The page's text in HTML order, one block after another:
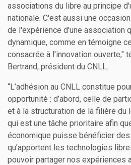
associations du libre au principe
nationale. C'est aussi une
de l'expérience d'une association
dynamique, comme en témoigne
consacrée à l'innovation ouverte,"
Bertrand, président du CNLL.
“L’adhésion au CNLL constitue
opportunité : d’abord, celle de
et à la structuration de la filière du
qui est une tâche prioritaire afin
économique puisse bénéficier
qu’apportent les technologies
pouvoir partager nos expériences